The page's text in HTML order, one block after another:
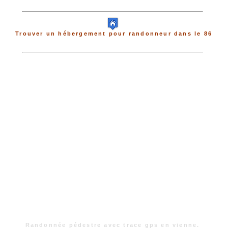
Trouver un hébergement pour randonneur dans le 86
Randonnée pédestre avec trace gps en vienne.